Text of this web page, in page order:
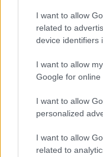
I want to allow
related to
device identifiers
I want to allow
Google for online
I want to allow
personalized
I want to allow
related to
Steakhouse EURCV
(EPOCH)
Stride Staked
(STINJ)